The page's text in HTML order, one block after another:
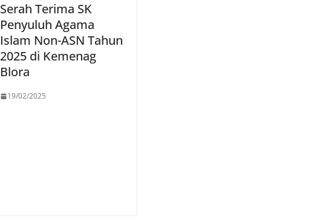
Serah Terima SK
Penyuluh Agama
Islam Non-ASN Tahun
2025 di Kemenag
Blora
19/02/2025